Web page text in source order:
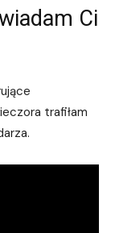
Ci
trafiłam